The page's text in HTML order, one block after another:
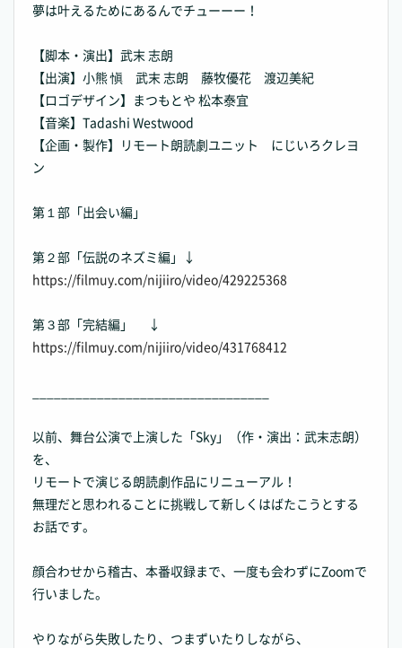
夢は叶えるためにあるんでチューーー！
【脚本・演出】武末 志朗
【出演】小熊 愼 武末 志朗 藤牧優花 渡辺美紀
【ロゴデザイン】まつもとや 松本泰宜
【音楽】Tadashi Westwood
【企画・製作】リモート朗読劇ユニット にじいろクレヨ
ン
第１部「出会い編」
第２部「伝説のネズミ編」↓
https://filmuy.com/nijiiro/video/429225368
第３部「完結編」 ↓
https://filmuy.com/nijiiro/video/431768412
以前、舞台公演で上演した「Sky」（作・演出：武末志朗）
を、
リモートで演じる朗読劇作品にリニューアル！
無理だと思われることに挑戦して新しくはばたこうとする
お話です。
顔合わせから稽古、本番収録まで、一度も会わずにZoomで
行いました。
やりながら失敗したり、つまずいたりしながら、